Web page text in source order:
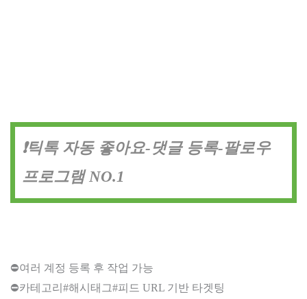
❗틱톡 자동 좋아요-댓글 등록-팔로우
프로그램 NO.1
⛔여러 계정 등록 후 작업 가능
⛔카테고리#해시태그#피드 URL 기반 타겟팅